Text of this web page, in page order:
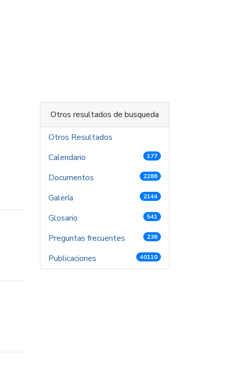
Otros resultados de busqueda
Otros Resultados
Calendario
177
Documentos 2286
Galería 2144
Glosario 541
Preguntas frecuentes 236
Publicaciones 40110